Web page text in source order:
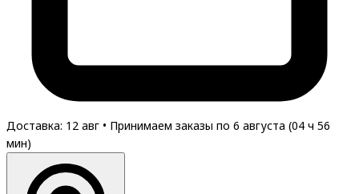
Доставка: 12 авг • Принимаем заказы по 6 августа (04 ч 56
мин)